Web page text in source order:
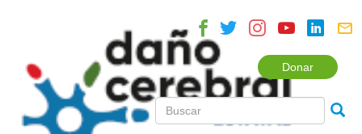
Donar